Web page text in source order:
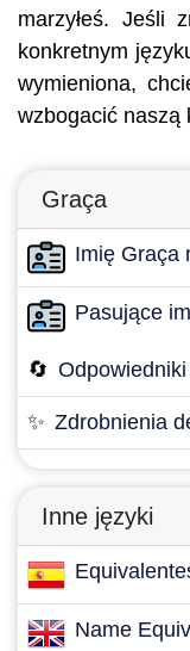
marzyłeś. Jeśli
konkretnym
wymieniona,
wzbogacić naszą
Graça
Imię Graça
Pasujące
🔄
✨ Zdrobnienia
Inne języki
Name